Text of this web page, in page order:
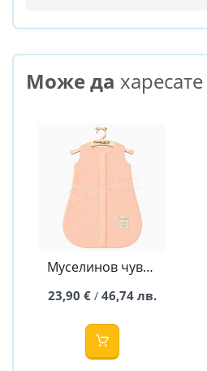
Може да
Муселинов чувал
Premium -
23,90 €/ 46,74 лв.